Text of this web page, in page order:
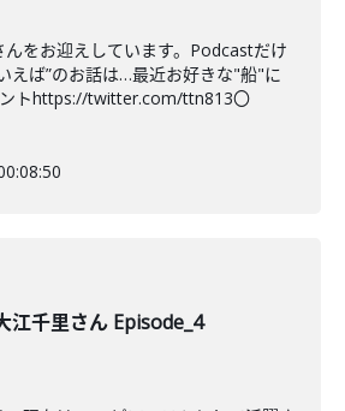
をお迎えしています。Podcastだけ
えば”のお話は…最近お好きな"船"に
ントhttps://twitter.com/ttn813〇
江千里さん Episode_4